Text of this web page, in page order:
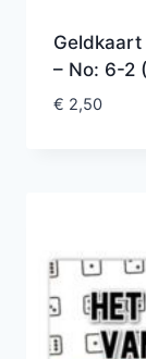
Geldkaart
– No: 6-2
€ 2,50